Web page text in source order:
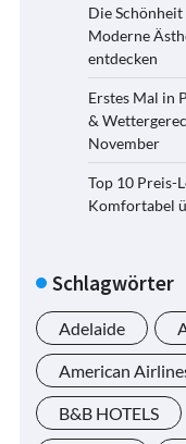
Die
Moderne
entdecken
Erstes Mal in
&
November
Top 10 Preis-
Komfortabel
Schlagwörter
Adelaide
American
B&B HOTELS